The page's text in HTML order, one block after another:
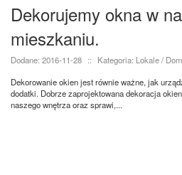
Dekorujemy okna w
mieszkaniu.
Dodane: 2016-11-28 ::
Kategoria: Lokale /
Dekorowanie okien jest równie ważne, jak
dodatki. Dobrze zaprojektowana dekoracja
naszego wnętrza oraz sprawi,...